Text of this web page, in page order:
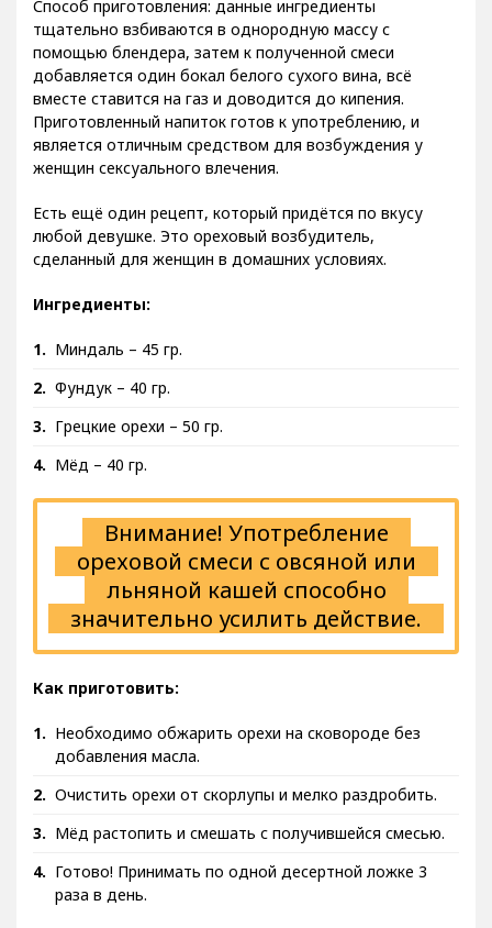
Способ приготовления: данные ингредиенты
тщательно взбиваются в однородную массу с
помощью блендера, затем к полученной смеси
добавляется один бокал белого сухого вина, всё
вместе ставится на газ и доводится до кипения.
Приготовленный напиток готов к употреблению, и
является отличным средством для возбуждения у
женщин сексуального влечения.
Есть ещё один рецепт, который придётся по вкусу
любой девушке. Это ореховый возбудитель,
сделанный для женщин в домашних условиях.
Ингредиенты:
Миндаль – 45 гр.
Фундук – 40 гр.
Грецкие орехи – 50 гр.
Мёд – 40 гр.
Внимание! Употребление
ореховой смеси с овсяной или
льняной кашей способно
значительно усилить действие.
Как приготовить:
Необходимо обжарить орехи на сковороде без
добавления масла.
Очистить орехи от скорлупы и мелко раздробить.
Мёд растопить и смешать с получившейся смесью.
Готово! Принимать по одной десертной ложке 3
раза в день.